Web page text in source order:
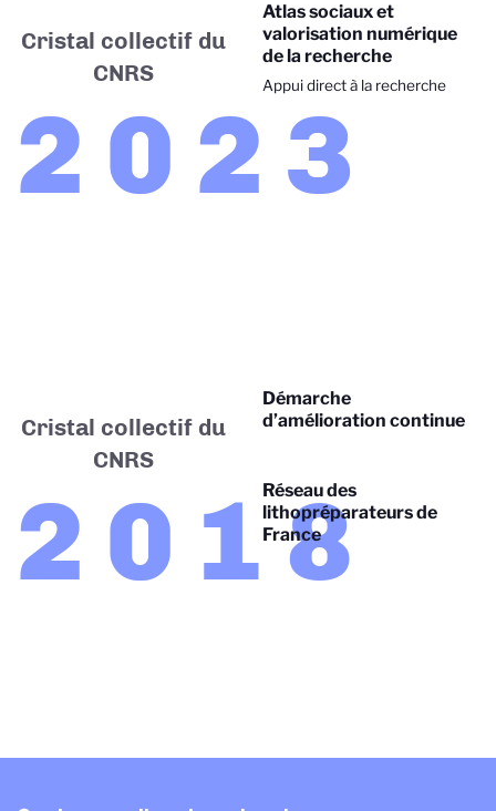
Cristal collectif du
CNRS
2023
Atlas sociaux et
valorisation numérique
de la recherche
Appui direct à la recherche
Cristal collectif du
CNRS
2018
Démarche
d’amélioration continue
Réseau des
lithopréparateurs de
France